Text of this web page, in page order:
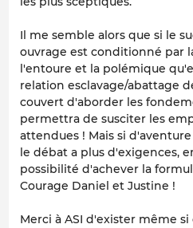
Il me semble alors que si le
ouvrage est conditionné par
l'entoure et la polémique
relation esclavage/abattage
couvert d'aborder les
permettra de susciter les
attendues ! Mais si
le débat a plus d'exigences,
possibilité d'achever la
Courage Daniel et Justine !
Merci à ASI d'exister même